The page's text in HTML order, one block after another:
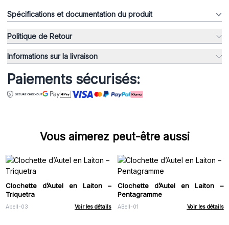
Spécifications et documentation du produit
Politique de Retour
Informations sur la livraison
Paiements sécurisés:
Vous aimerez peut-être aussi
Clochette d’Autel en Laiton –
Triquetra
Abell-03 Voir les détails
Clochette d’Autel en Laiton –
Pentagramme
ABell-01 Voir les détails